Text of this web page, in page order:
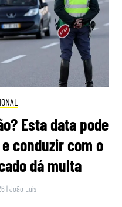
Esta data pode
conduzir com o
dá multa
|João Luís